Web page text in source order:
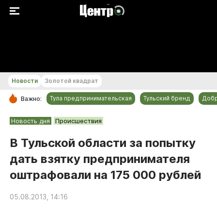
РУБРИКИ
Общество
Культура
Происшествия
Спорт
Тульский бренд
Новости Золотой квадрат
Важно: Тула предпринимательская Тульский бренд
Новость дня Происшествия
В Тульской области за попытку
дать взятку предпринимателя
оштрафовали на 175 000 рублей
05.08.2013, 14:16